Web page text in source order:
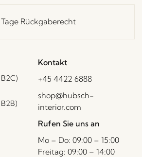
Tage Rückgaberecht
Kontakt
+45 4422 6888
shop@hubsch-
interior.com
Rufen Sie uns an
Mo – Do: 09:00 – 15:00
Freitag: 09:00 – 14:00